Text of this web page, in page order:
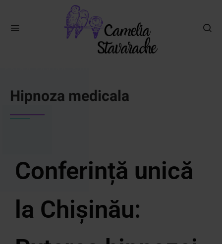
Hipnoza medicala
Conferință unică
la Chișinău: